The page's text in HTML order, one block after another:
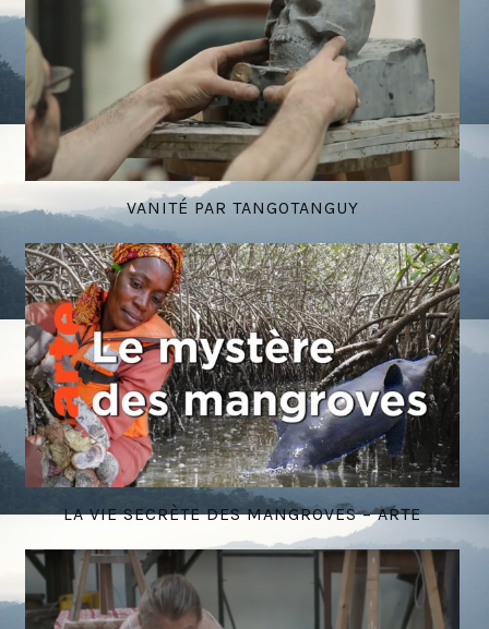
VANITÉ PAR TANGOTANGUY
LA VIE SECRÈTE DES MANGROVES – ARTE